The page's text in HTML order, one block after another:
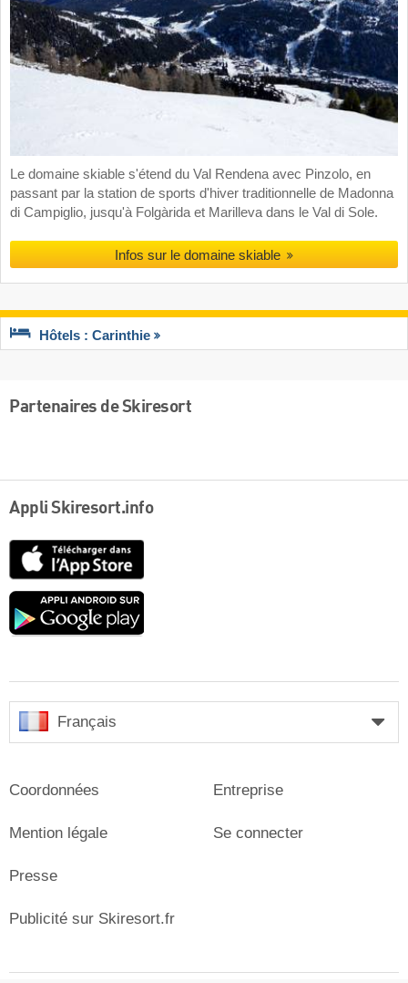
Le domaine skiable s'étend du Val Rendena avec Pinzolo, en
passant par la station de sports d'hiver traditionnelle de Madonna
di Campiglio, jusqu'à Folgàrida et Marilleva dans le Val di Sole.
Infos sur le domaine skiable
Hôtels : Carinthie
Partenaires de Skiresort
Appli Skiresort.info
Google
Français
Coordonnées
Mention légale
Presse
Entreprise
Se connecter
Publicité sur Skiresort.fr